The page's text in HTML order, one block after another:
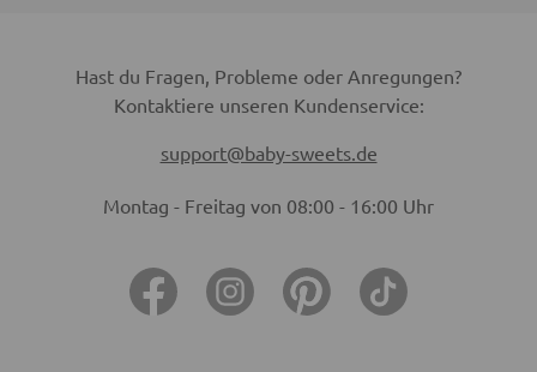
Hast du Fragen, Probleme oder Anregungen?
Kontaktiere unseren Kundenservice:
support@baby-sweets.de
Montag - Freitag von 08:00 - 16:00 Uhr